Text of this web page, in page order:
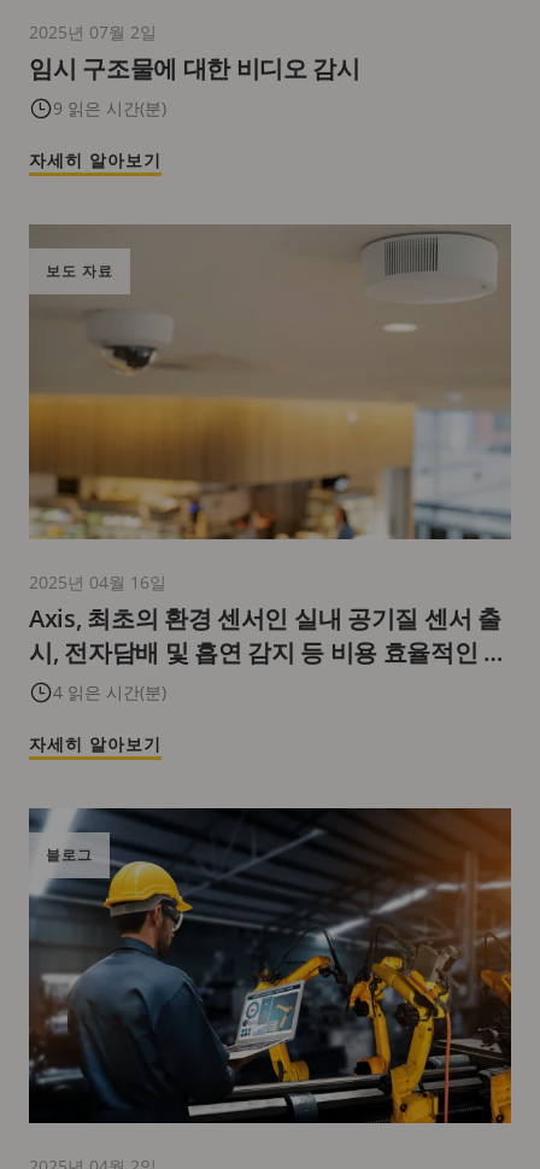
임시 구조물에 대한 비디오 감시
9 읽은 시간(분)
2025년 07월 2일
자세히 알아보기
Axis, 최초의 환경 센서인 실내 공기질 센서 출
시, 전자담배 및 흡연 감지 등 비용 효율적인 공
기질 모니터링 및 관리 지원
4 읽은 시간(분)
보도 자료
2025년 04월 16일
자세히 알아보기
블로그